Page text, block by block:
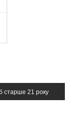
старше 21 року